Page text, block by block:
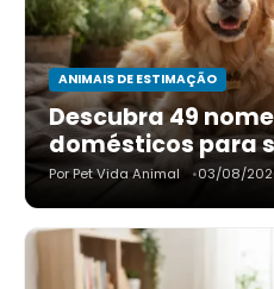
ANIMAIS DE ESTIMAÇÃO
Descubra 49
domésticos para
Por Pet Vida Animal 03/08/